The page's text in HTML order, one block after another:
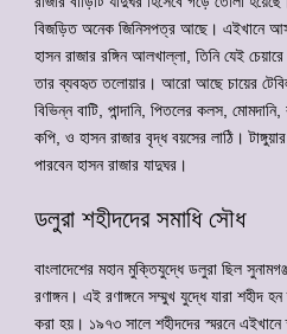
বিজড়িত অনেক জিনিসপত্র আছে। এইখানে
হাসন রাজার রঙ্গিন আলখাল্লা, তিনি যেই
তার ব্যবহৃত তলোয়ার। আরো আছে চায়ের
বিভিন্ন বাটি, পান্দানি, পিতলের কলস,
কপি, ও হাসন রাজার বৃদ্ধ বয়সের লাঠি।
পারবেন হাসন রাজার যাদুঘর।
ডলুরা শহীদদের সমাধি সৌধ
বাংলাদেশের মহান মুক্তিযুদ্ধে ডলুরা ছিল
রণাঙ্গন। এই রণাঙ্গনে সম্মুখ যুদ্ধে যারা শহীদ
করা হয়। ১৯৭৩ সালে শহীদদের স্মরনে